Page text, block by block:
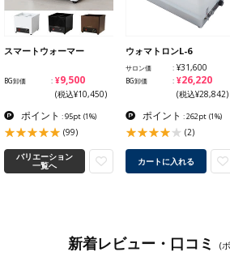
スマートウォーマー
BG卸価 ¥9,500
(税込¥10,450)
ポイント : 95pt (1%)
(99)
バリエーション
一覧へ
ウォマトロンL-6
サロン価 ¥31,600
BG卸価 ¥26,220
(税込¥28,842)
ポイント : 262pt (1%)
(2)
カートに入れる
新着レビュー・口コミ (